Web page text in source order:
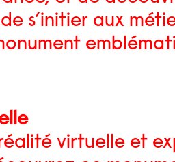
s’initier aux
virtuelle et